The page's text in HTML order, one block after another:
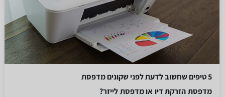
5 טיפים שחשוב לדעת לפני שקונים מדפסת
מדפסת הזרקת דיו או מדפסת לייזר?